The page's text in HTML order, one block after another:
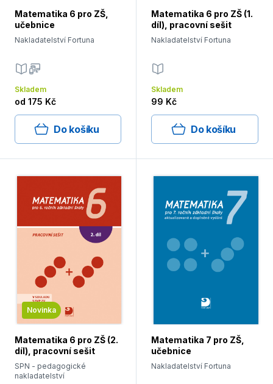
Matematika 6 pro ZŠ,
učebnice
Nakladatelství Fortuna
Skladem
od 175 Kč
Do košíku
Matematika 6 pro ZŠ (1.
díl), pracovní sešit
Nakladatelství Fortuna
Skladem
99 Kč
Do košíku
Novinka
Matematika 6 pro ZŠ (2.
díl), pracovní sešit
SPN - pedagogické
nakladatelství
Matematika 7 pro ZŠ,
učebnice
Nakladatelství Fortuna